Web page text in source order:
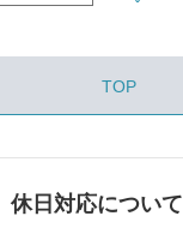
TOP
休日対応について